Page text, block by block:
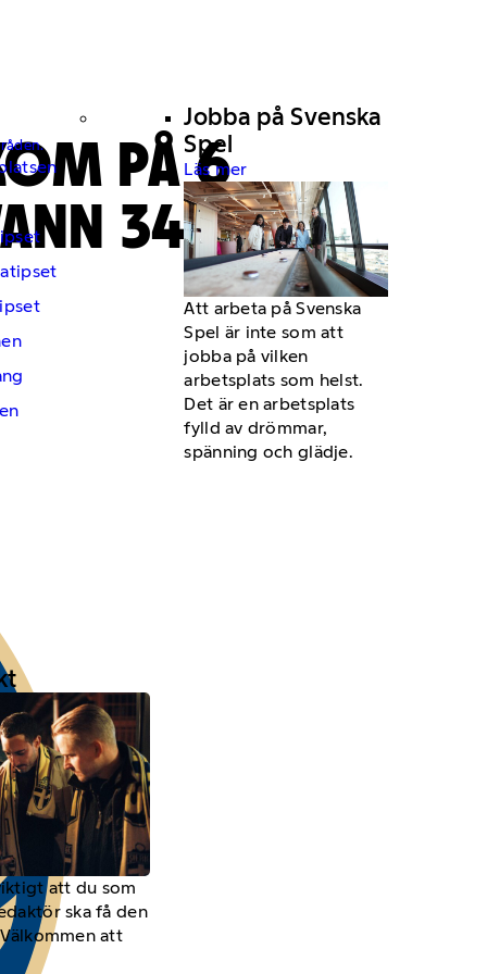
Jobba på Svenska
Spel
Läs mer
Att arbeta på Svenska
Spel är inte som att
jobba på vilken
arbetsplats som helst.
Det är en arbetsplats
fylld av drömmar,
spänning och glädje.
att du som
ska få den
att
PÅ 6
344